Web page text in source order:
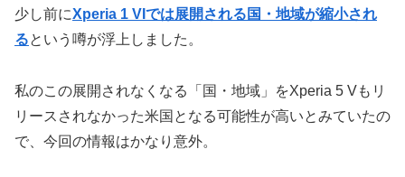
少し前にXperia 1 VIでは展開される国・地域が縮小され
るという噂が浮上しました。
私のこの展開されなくなる「国・地域」をXperia 5 Vもリ
リースされなかった米国となる可能性が高いとみていたの
で、今回の情報はかなり意外。